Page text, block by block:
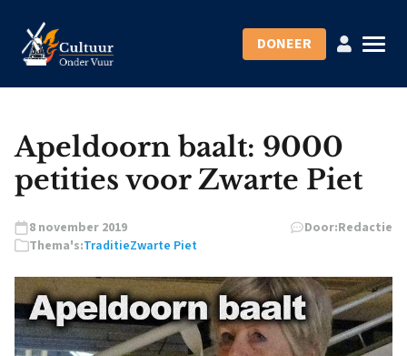
DONEER
Apeldoorn baalt: 9000
petities voor Zwarte Piet
8 november 2019 Door:Redactie
Thema's:TraditieZwarte Piet